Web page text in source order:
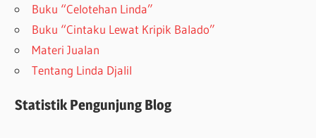
Buku “Celotehan Linda”
Buku “Cintaku Lewat Kripik Balado”
Materi Jualan
Tentang Linda Djalil
Statistik Pengunjung Blog